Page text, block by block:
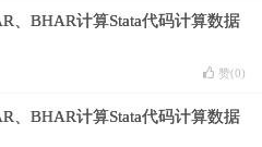
、BHAR计算Stata代码计算数据
赞(0)
、BHAR计算Stata代码计算数据